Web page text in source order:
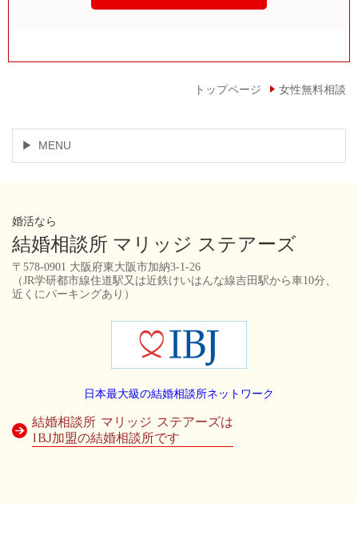
トップページ 女性無料相談
MENU
婚活なら
結婚相談所 マリッジ ステアーズ
〒578-0901 大阪府東大阪市加納3-1-26
（JR学研都市線住道駅又は近鉄けいはんな線吉田駅から車10分、
近くにパーキングあり）
日本最大級の結婚相談所ネットワーク
結婚相談所 マリッジ ステアーズは
IBJ加盟の結婚相談所です